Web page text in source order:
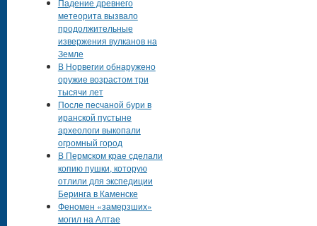
Падение древнего
метеорита вызвало
продолжительные
извержения вулканов на
Земле
В Норвегии обнаружено
оружие возрастом три
тысячи лет
После песчаной бури в
иранской пустыне
археологи выкопали
огромный город
В Пермском крае сделали
копию пушки, которую
отлили для экспедиции
Беринга в Каменске
Феномен «замерзших»
могил на Алтае